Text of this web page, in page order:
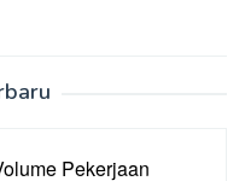
Pekerjaan